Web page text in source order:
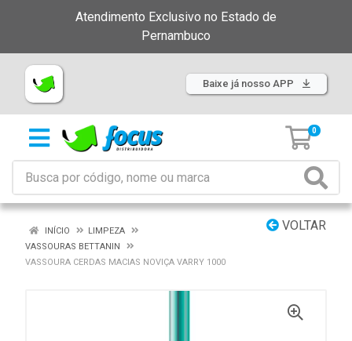
Atendimento Exclusivo no Estado de
Pernambuco
Baixe já nosso APP
0
VOLTAR
INÍCIO
LIMPEZA
VASSOURAS BETTANIN
VASSOURA CERDAS MACIAS NOVIÇA VARRY 1000